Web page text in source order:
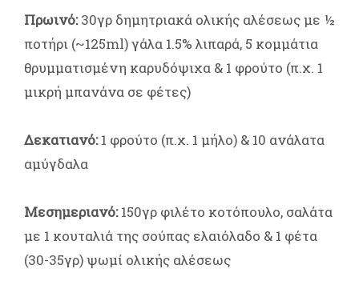
Πρωινό:30γρ δημητριακά ολικής αλέσεως με ½
ποτήρι (~125ml) γάλα 1.5% λιπαρά, 5 κομμάτια
θρυμματισμένη καρυδόψιχα & 1 φρούτο (π.χ. 1
μικρή μπανάνα σε φέτες)
Δεκατιανό:1 φρούτο (π.χ. 1 μήλο) & 10 ανάλατα
αμύγδαλα
Μεσημεριανό:150γρ φιλέτο κοτόπουλο, σαλάτα
με 1 κουταλιά της σούπας ελαιόλαδο & 1 φέτα
(30-35γρ) ψωμί ολικής αλέσεως